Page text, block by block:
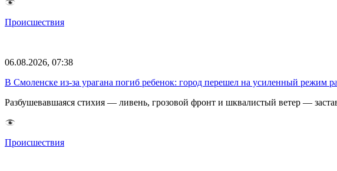
Происшествия
06.08.2026, 07:38
В Смоленске из-за урагана погиб ребенок: город перешел на усиленный режим
Разбушевавшаяся стихия — ливень, грозовой фронт и шквалистый ветер —
Происшествия